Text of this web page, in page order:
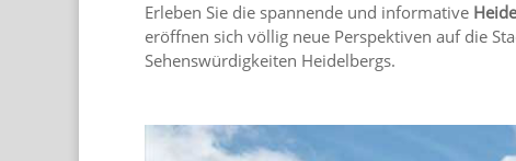
Erleben Sie die spannende und informative
eröffnen sich völlig neue Perspektiven auf die
Sehenswürdigkeiten Heidelbergs.